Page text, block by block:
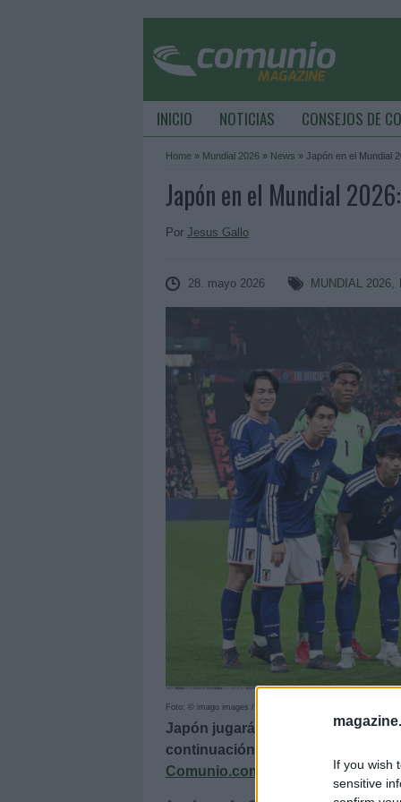
If you wish
sensitive
INICIO NOTICIAS CONSEJOS DE
Home » Mundial 2026 » News » Japón en el Mundial
Japón en el Mundial
Por Jesus Gallo
28. mayo 2026 MUNDIAL 2026,
Foto: © imago images / AFLOSPORT
Japón jugará en el grupo F del
continuación analizamos su
Comunio.com